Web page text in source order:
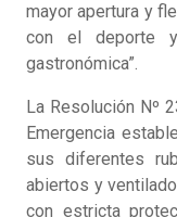
mayor apertura y
con el deporte
gastronómica”.
La Resolución Nº
Emergencia
sus diferentes
abiertos y
con estricta